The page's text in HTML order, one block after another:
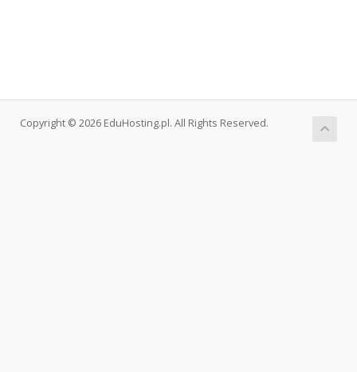
Copyright © 2026 EduHosting.pl. All Rights Reserved.